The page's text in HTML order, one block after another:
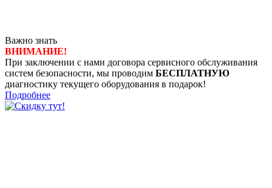
Важно знать
ВНИМАНИЕ!
При заключении с нами договора сервисного обслуживания
систем безопасности, мы проводим БЕСПЛАТНУЮ
диагностику текущего оборудования в подарок!
Подробнее